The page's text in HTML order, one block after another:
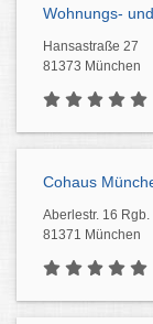
Wohnungs-
Hansastraße 27
81373 München
Cohaus
Aberlestr. 16 Rgb.
81371 München